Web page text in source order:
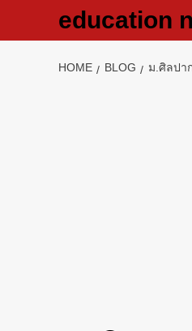
education
HOME BLOG ม.ศิลปา